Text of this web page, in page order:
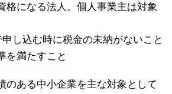
格になる法人。個人事業主は対象
申し込む時に税金の未納がないこと
を満たすこと
のある中小企業を主な対象として